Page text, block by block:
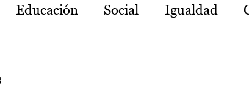
Educación Social Igualdad